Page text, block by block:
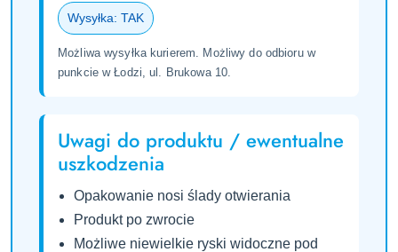
Wysyłka: TAK
Możliwa wysyłka kurierem. Możliwy do odbioru w
punkcie w Łodzi, ul. Brukowa 10.
Uwagi do produktu / ewentualne
uszkodzenia
Opakowanie nosi ślady otwierania
Produkt po zwrocie
Możliwe niewielkie ryski widoczne pod